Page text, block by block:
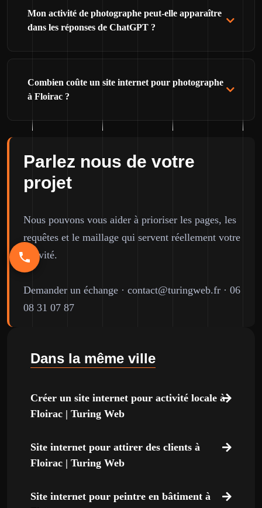
Mon activité de photographe peut-elle apparaître
dans les réponses de ChatGPT ?
Combien coûte un site internet pour photographe
à Floirac ?
Parlez nous de votre
projet
Nous pouvons vous aider à prioriser les pages, les
requêtes et le maillage qui servent réellement votre
activité.
Demander un échange · contact@turingweb.fr · 06
08 31 07 87
Dans la même ville
Créer un site internet pour activité locale à
Floirac | Turing Web
Site internet pour attirer des clients à
Floirac | Turing Web
Site internet pour peintre en bâtiment à